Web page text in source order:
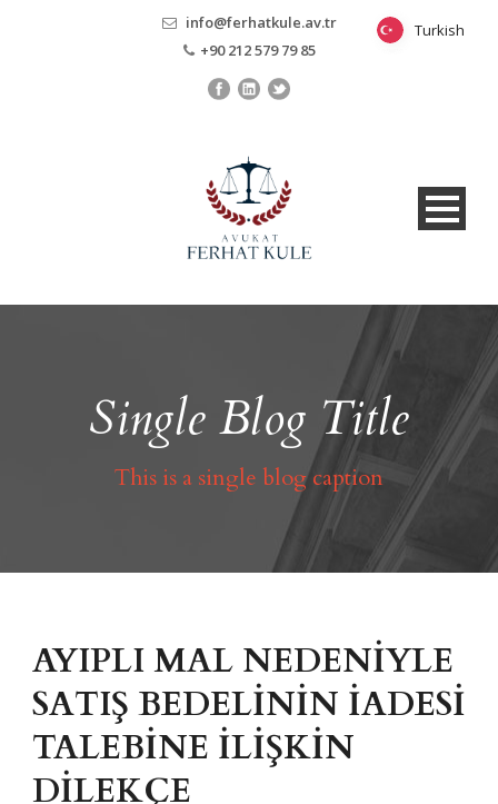
info@ferhatkule.av.tr
+90 212 579 79 85
Single Blog Title
This is a single blog caption
AYIPLI MAL NEDENİYLE
SATIŞ BEDELİNİN İADESİ
TALEBİNE İLİŞKİN
DİLEKÇE
Turkish
Turkish